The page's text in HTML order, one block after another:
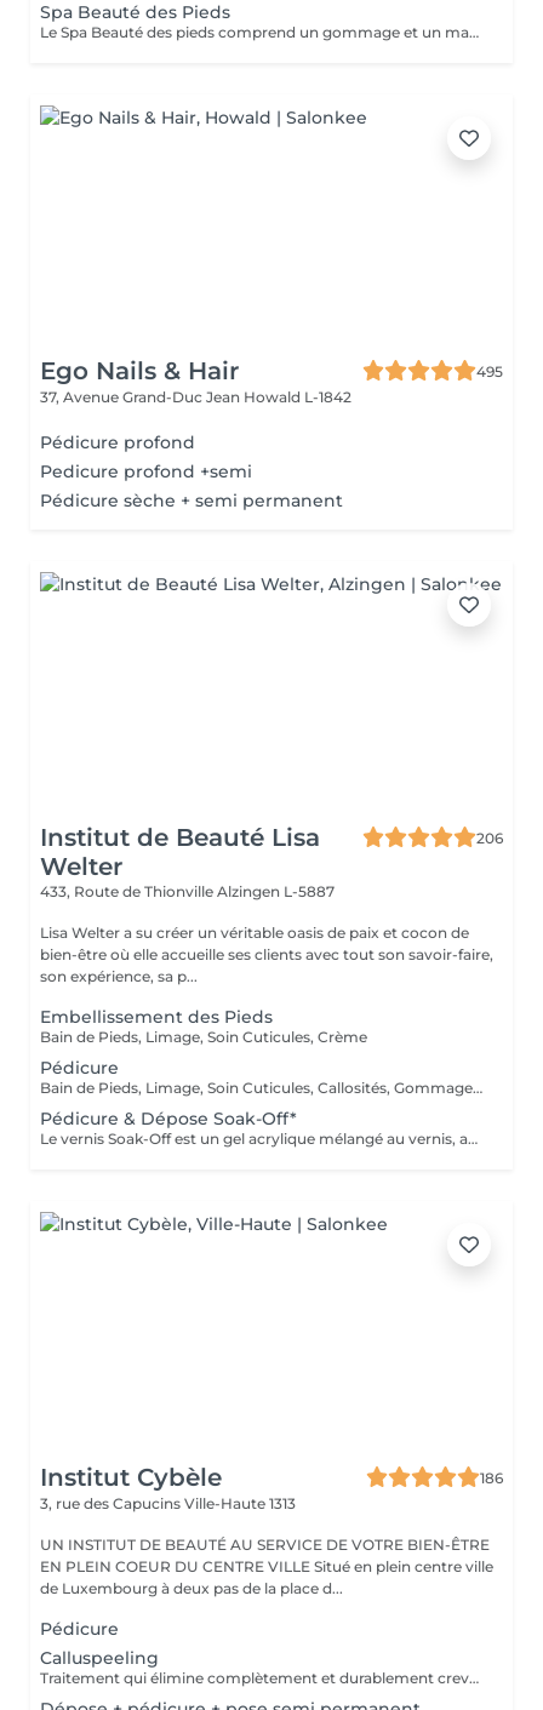
Spa Beauté des Pieds
Le Spa Beauté des pieds comprend un gommage et un massage des pieds Retrait du vernis semi permanent offert dans la prestation
Ego Nails & Hair
495
37, Avenue Grand-Duc Jean Howald L-1842
Pédicure profond
Pedicure profond +semi
Pédicure sèche + semi permanent
Institut de Beauté Lisa
Welter
206
433, Route de Thionville Alzingen L-5887
Lisa Welter a su créer un véritable oasis de paix et cocon de
bien-être où elle accueille ses clients avec tout son savoir-faire,
son expérience, sa p...
Embellissement des Pieds
Bain de Pieds, Limage, Soin Cuticules, Crème
Pédicure
Bain de Pieds, Limage, Soin Cuticules, Callosités, Gommage, Base, Crème
Pédicure & Dépose Soak-Off*
Le vernis Soak-Off est un gel acrylique mélangé au vernis, appliqué sur l'ongle et durci par des LED. Il a la même texture qu'un vernis classique, est aussi liquide et a encore plus de brillance. Il reste impeccable, sans ternir et sans s'écailler jusqu'à 18 jours
Institut Cybèle
186
3, rue des Capucins Ville-Haute 1313
UN INSTITUT DE BEAUTÉ AU SERVICE DE VOTRE BIEN-ÊTRE
EN PLEIN COEUR DU CENTRE VILLE Situé en plein centre ville
de Luxembourg à deux pas de la place d...
Pédicure
Calluspeeling
Traitement qui élimine complètement et durablement crevasses, durillons et callosités sans utiliser de lame ou instrument métallique.